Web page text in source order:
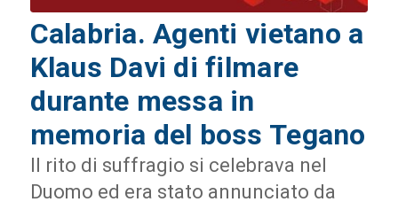
Calabria. Agenti vietano a
Klaus Davi di filmare
durante messa in
memoria del boss Tegano
Il rito di suffragio si celebrava nel
Duomo ed era stato annunciato da